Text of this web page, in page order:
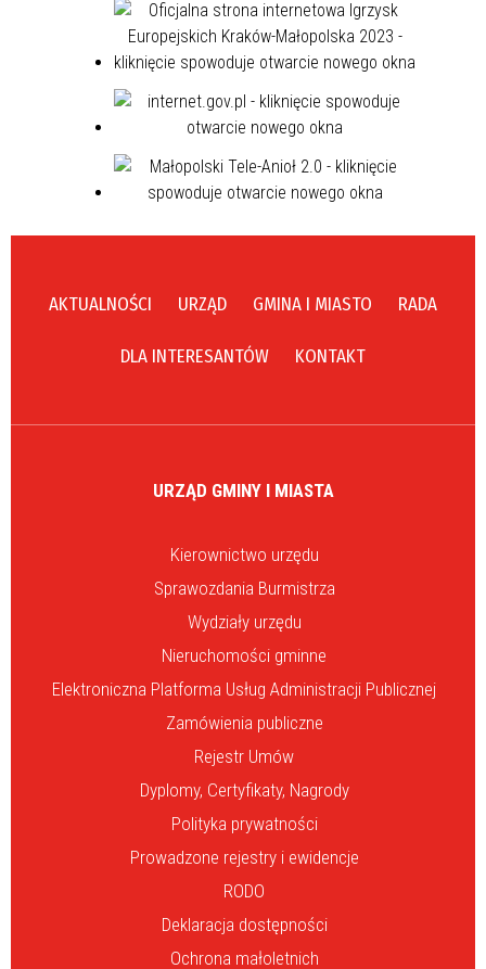
AKTUALNOŚCI URZĄD GMINA I MIASTO RADA
DLA INTERESANTÓW KONTAKT
URZĄD GMINY I MIASTA
Kierownictwo urzędu
Sprawozdania Burmistrza
Wydziały urzędu
Nieruchomości gminne
Elektroniczna Platforma Usług Administracji Publicznej
Zamówienia publiczne
Rejestr Umów
Dyplomy, Certyfikaty, Nagrody
Polityka prywatności
Prowadzone rejestry i ewidencje
RODO
Deklaracja dostępności
Ochrona małoletnich